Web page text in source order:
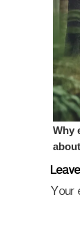
Your